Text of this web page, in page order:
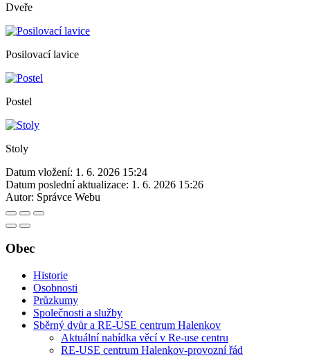
Dveře
Posilovací lavice
Postel
Stoly
Datum vložení: 1. 6. 2026 15:24
Datum poslední aktualizace: 1. 6. 2026 15:26
Autor: Správce Webu
Obec
Historie
Osobnosti
Průzkumy
Společnosti a služby
Sběrný dvůr a RE-USE centrum Halenkov
Aktuální nabídka věcí v Re-use centru
RE-USE centrum Halenkov-provozní řád